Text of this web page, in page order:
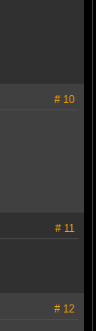
# 10
# 11
# 12